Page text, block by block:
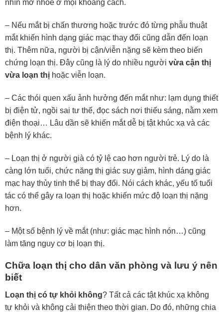
nhìn mờ nhòe ở mọi khoảng cách.
– Nếu mắt bị chấn thương hoặc trước đó từng phẫu thuật
mắt khiến hình dạng giác mạc thay đổi cũng dẫn đến loạn
thị. Thêm nữa, người bị cận/viễn nặng sẽ kèm theo biến
chứng loạn thị. Đây cũng là lý do nhiều người vừa cận thị
vừa loạn thịhoặc viễn loạn.
– Các thói quen xấu ảnh hưởng đến mắt như: lạm dụng thiết
bị điện tử, ngồi sai tư thế, đọc sách nơi thiếu sáng, nằm xem
điện thoại… Lâu dần sẽ khiến mắt dễ bị tật khúc xạ và các
bệnh lý khác.
– Loạn thị ở người già có tỷ lệ cao hơn người trẻ. Lý do là
càng lớn tuổi, chức năng thị giác suy giảm, hình dáng giác
mạc hay thủy tinh thể bị thay đổi. Nói cách khác, yếu tố tuổi
tác có thể gây ra loạn thị hoặc khiến mức độ loạn thị nặng
hơn.
– Một số bệnh lý về mắt (như: giác mạc hình nón…) cũng
làm tăng nguy cơ bị loạn thị.
Chữa loạn thị cho dân văn phòng và lưu ý nên
biết
Loạn thị có tự khỏi không? Tất cả các tật khúc xạ không
tự khỏi và không cải thiện theo thời gian. Do đó, những chia